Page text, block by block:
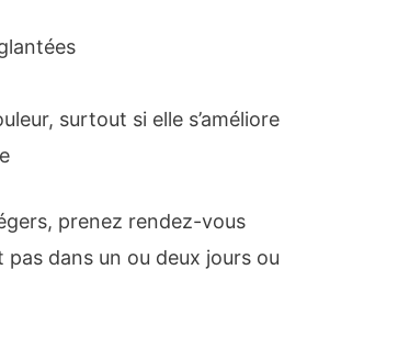
surtout si elle s’améliore
prenez rendez-vous
pas dans un ou deux jours ou